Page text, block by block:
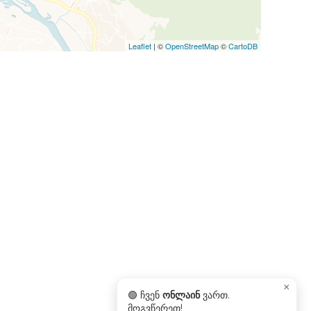
Leaflet | ©OpenStreetMap©CartoDB
🟢 ჩვენ ონლაინვართ.
მოგვწერეთ!
×